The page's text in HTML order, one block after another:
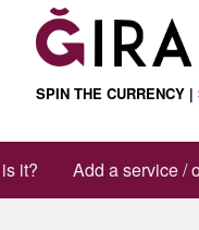
SPIN THE CURRENCY |
it? Add a service /